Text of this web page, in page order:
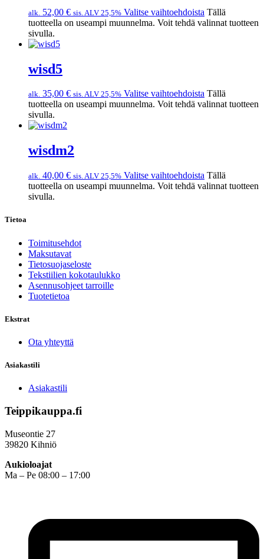
alk. 52,00 € sis. ALV 25,5% Valitse vaihtoehdoista Tällä
tuotteella on useampi muunnelma. Voit tehdä valinnat tuotteen
sivulla.
wisd5
alk. 35,00 € sis. ALV 25,5% Valitse vaihtoehdoista Tällä
tuotteella on useampi muunnelma. Voit tehdä valinnat tuotteen
sivulla.
wisdm2
alk. 40,00 € sis. ALV 25,5% Valitse vaihtoehdoista Tällä
tuotteella on useampi muunnelma. Voit tehdä valinnat tuotteen
sivulla.
Tietoa
Toimitusehdot
Maksutavat
Tietosuojaseloste
Tekstiilien kokotaulukko
Asennusohjeet tarroille
Tuotetietoa
Ekstrat
Ota yhteyttä
Asiakastili
Asiakastili
Teippikauppa.fi
Museontie 27
39820 Kihniö
Aukioloajat
Ma – Pe 08:00 – 17:00